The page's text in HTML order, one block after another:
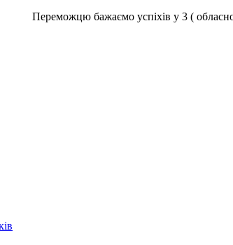
Переможцю бажаємо успіхів у 3 (